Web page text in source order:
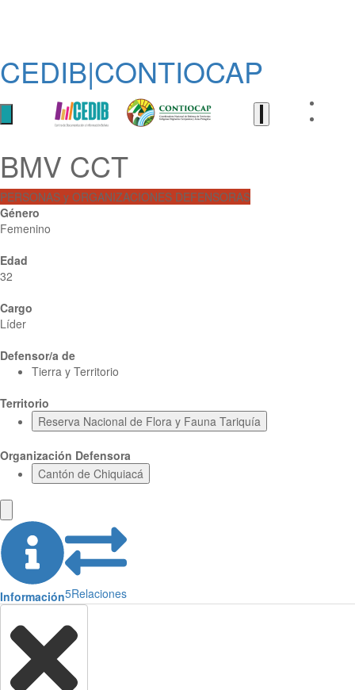
CEDIB|CONTIOCAP
BMV CCT
PERSONAS y ORGANIZACIONES DEFENSORAS
Género
Femenino
Edad
32
Cargo
Líder
Defensor/a de
Tierra y Territorio
Territorio
Reserva Nacional de Flora y Fauna Tariquía
Organización Defensora
Cantón de Chiquiacá
Información5Relaciones